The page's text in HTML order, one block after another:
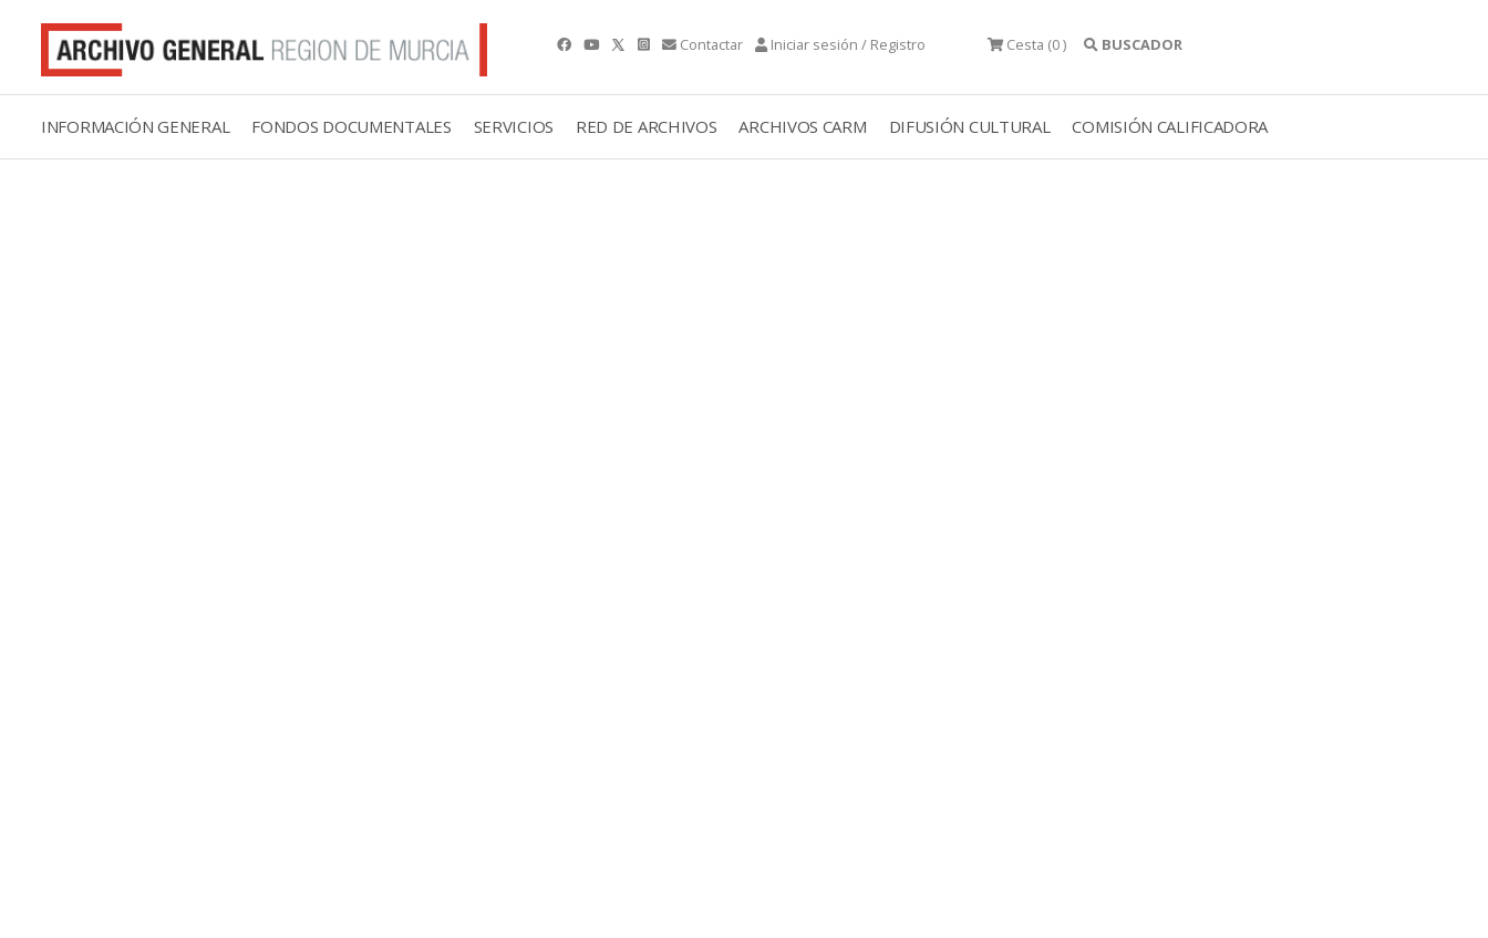
Contactar Iniciar sesión / Registro Cesta (0 ) BUSCADOR
INFORMACIÓN GENERAL FONDOS DOCUMENTALES SERVICIOS RED DE ARCHIVOS ARCHIVOS CARM DIFUSIÓN CULTURAL COMISIÓN CALIFICADORA